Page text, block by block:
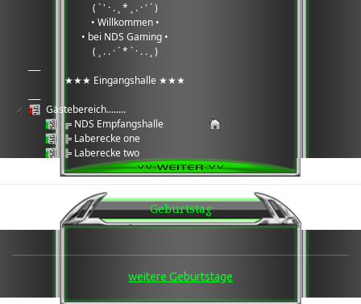
( ` ' · . ¸ * ¸ . · ' ´ )
• Willkommen •
• bei NDS Gaming •
( ¸ . . · ´ * ` · . . ¸ )
★★★ Eingangshalle ★★★
Gästebereich........
╔ NDS Empfangshalle
╠ Laberecke one
╠ Laberecke two
╠ Laberecke three
╚ Wartungsbereich Serverarbeiten
★★★ Games Ecke ★★★
Games ®: 7Days2Die
Games ®: Enshrouded
Geburtstag
weitere Geburtstage